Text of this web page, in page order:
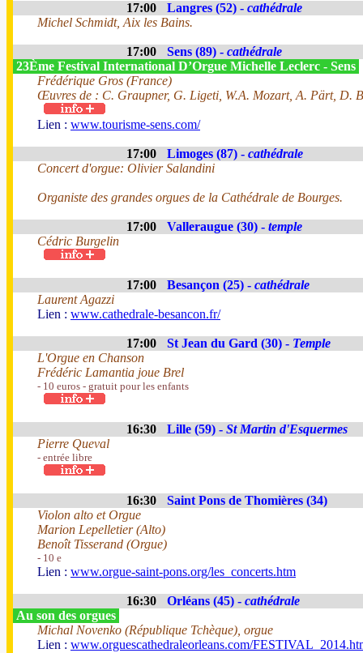
17:00 Langres (52) - cathédrale
Michel Schmidt, Aix les Bains.
17:00 Sens (89) - cathédrale
23Ème Festival International D’Orgue Michelle Leclerc - Sens
Frédérique Gros (France)
Œuvres de : C. Graupner, G. Ligeti, W.A. Mozart, A. Pärt, D.
Lien : www.tourisme-sens.com/
17:00 Limoges (87) - cathédrale
Concert d'orgue: Olivier Salandini
Organiste des grandes orgues de la Cathédrale de Bourges.
17:00 Valleraugue (30) - temple
Cédric Burgelin
17:00 Besançon (25) - cathédrale
Laurent Agazzi
Lien : www.cathedrale-besancon.fr/
17:00 St Jean du Gard (30) - Temple
L'Orgue en Chanson
Frédéric Lamantia joue Brel
- 10 euros - gratuit pour les enfants
16:30 Lille (59) - St Martin d'Esquermes
Pierre Queval
- entrée libre
16:30
Saint Pons de Thomières (34)
Violon alto et Orgue
Marion Lepelletier (Alto)
Benoît Tisserand (Orgue)
- 10 e
Lien : www.orgue-saint-pons.org/les_concerts.htm
16:30 Orléans (45) - cathédrale
Au son des orgues
Michal Novenko (République Tchèque), orgue
Lien : www.orguescathedraleorleans.com/